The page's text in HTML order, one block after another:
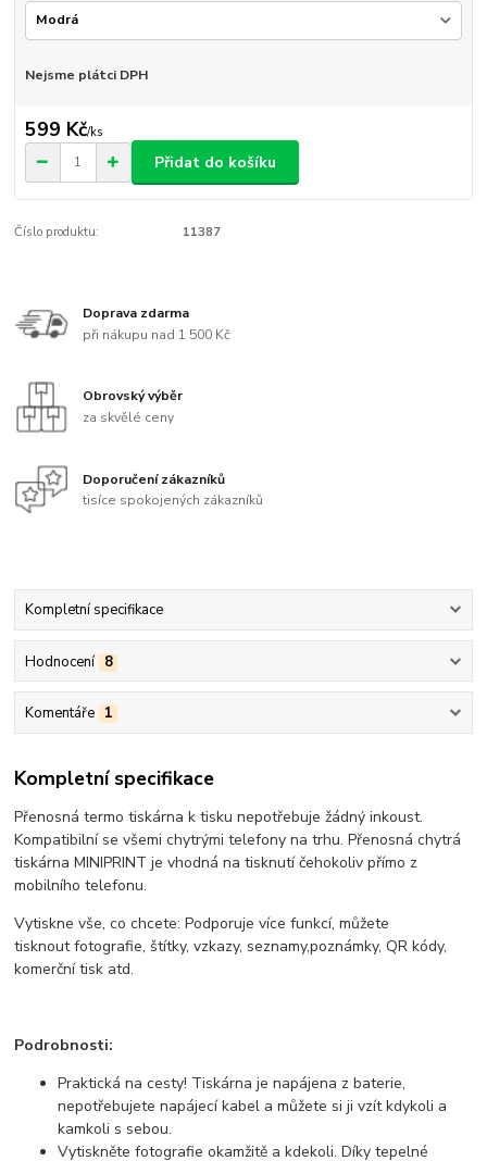
Nejsme plátci DPH
599 Kč/ks
Přidat do košíku
Číslo produktu: 11387
Doprava zdarma
při nákupu nad 1 500 Kč
Obrovský výběr
za skvělé ceny
Doporučení zákazníků
tisíce spokojených zákazníků
Kompletní specifikace
Hodnocení 8
Komentáře 1
Kompletní specifikace
Přenosná termo tiskárna k tisku nepotřebuje žádný inkoust.
Kompatibilní se všemi chytrými telefony na trhu. Přenosná chytrá
tiskárna MINIPRINT je vhodná na tisknutí čehokoliv přímo z
mobilního telefonu.
Vytiskne vše, co chcete: Podporuje více funkcí, můžete
tisknout fotografie, štítky, vzkazy, seznamy,poznámky, QR kódy,
komerční tisk atd.
Podrobnosti:
Praktická na cesty! Tiskárna je napájena z baterie,
nepotřebujete napájecí kabel a můžete si ji vzít kdykoli a
kamkoli s sebou.
Vytiskněte fotografie okamžitě a kdekoli. Díky tepelné